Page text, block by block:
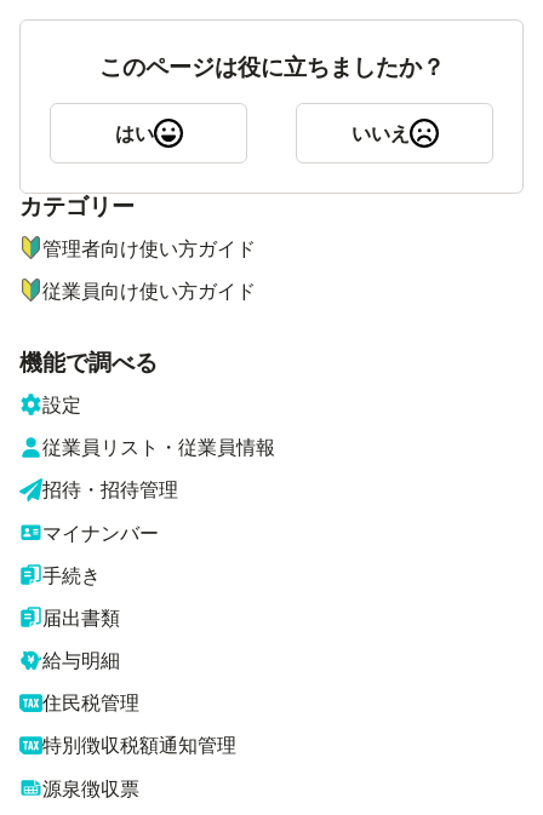
このページは役に立ちましたか？
はい いいえ
ナビゲーションメニュー
カテゴリー
管理者向け使い方ガイド
従業員向け使い方ガイド
機能で調べる
設定
従業員リスト・従業員情報
招待・招待管理
マイナンバー
手続き
届出書類
給与明細
住民税管理
特別徴収税額通知管理
源泉徴収票